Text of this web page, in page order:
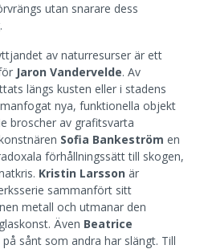
utan snarare dess
av naturresurser är ett
Jaron Vandervelde. Av
längs kusten eller i stadens
nya, funktionella objekt
broscher av grafitsvarta
Sofia Bankeström en
förhållningssätt till skogen,
Kristin Larsson är
sammanfört sitt
metall och utmanar den
Även Beatrice
sånt som andra har slängt. Till